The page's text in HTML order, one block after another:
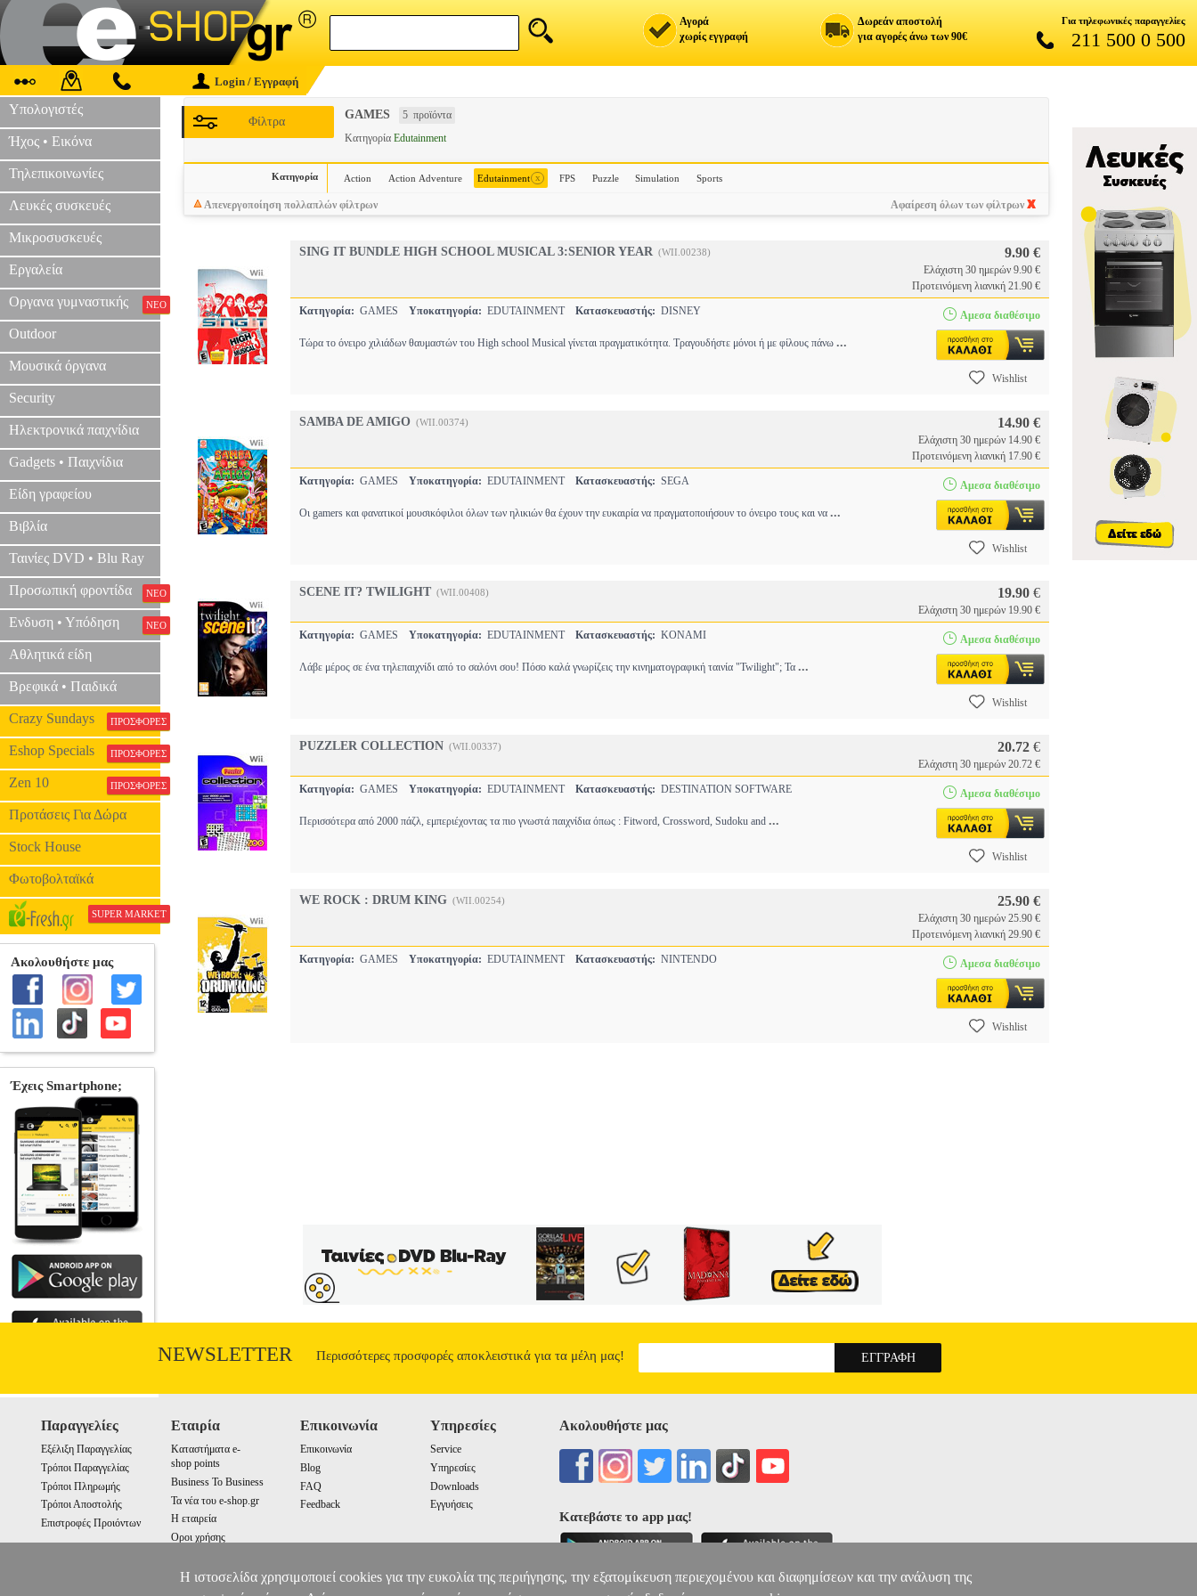
Αγορά
χωρίς εγγραφή
Δωρεάν αποστολή
για αγορές άνω των 90€
Για τηλεφωνικές παραγγελίες
211 500 0 500
Login / Εγγραφή
Υπολογιστές
Ήχος • Εικόνα
Τηλεπικοινωνίες
Λευκές συσκευές
Μικροσυσκευές
Εργαλεία
Οργανα γυμναστικής ΝΕΟ
Outdoor
Μουσικά όργανα
Security
Ηλεκτρονικά παιχνίδια
Gadgets • Παιχνίδια
Είδη γραφείου
Βιβλία
Ταινίες DVD • Blu Ray
Προσωπική φροντίδα ΝΕΟ
Ενδυση • Υπόδηση ΝΕΟ
Αθλητικά είδη
Βρεφικά • Παιδικά
Crazy Sundays ΠΡΟΣΦΟΡΕΣ
Eshop Specials ΠΡΟΣΦΟΡΕΣ
Zen 10 ΠΡΟΣΦΟΡΕΣ
Προτάσεις Για Δώρα
Stock House
Φωτοβολταϊκά
SUPER MARKET
GAMES 5 προϊόντα
Φίλτρα
Κατηγορία Edutainment
Κατηγορία Action Action Adventure Edutainment x FPS Puzzle Simulation Sports
Απενεργοποίηση πολλαπλών φίλτρων Αφαίρεση όλων των φίλτρων
SING IT BUNDLE HIGH SCHOOL MUSICAL 3:SENIOR YEAR (WII.00238) 9.90 €
Ελάχιστη 30 ημερών 9.90 €
Προτεινόμενη λιανική 21.90 €
Κατηγορία: GAMES Υποκατηγορία: EDUTAINMENT Κατασκευαστής: DISNEY
Tώρα το όνειρο χιλιάδων θαυμαστών του High school Musical γίνεται πραγματικότητα. Τραγουδήστε μόνοι ή με φίλους πάνω ...
Αμεσα διαθέσιμο
Wishlist
SAMBA DE AMIGO (WII.00374) 14.90 €
Ελάχιστη 30 ημερών 14.90 €
Προτεινόμενη λιανική 17.90 €
Κατηγορία: GAMES Υποκατηγορία: EDUTAINMENT Κατασκευαστής: SEGA
Οι gamers και φανατικοί μουσικόφιλοι όλων των ηλικιών θα έχουν την ευκαιρία να πραγματοποιήσουν το όνειρο τους και να ...
Αμεσα διαθέσιμο
Wishlist
SCENE IT? TWILIGHT (WII.00408) 19.90 €
Ελάχιστη 30 ημερών 19.90 €
Κατηγορία: GAMES Υποκατηγορία: EDUTAINMENT Κατασκευαστής: KONAMI
Λάβε μέρος σε ένα τηλεπαιχνίδι από το σαλόνι σου! Πόσο καλά γνωρίζεις την κινηματογραφική ταινία "Twilight"; Τα ...
Αμεσα διαθέσιμο
Wishlist
PUZZLER COLLECTION (WII.00337) 20.72 €
Ελάχιστη 30 ημερών 20.72 €
Κατηγορία: GAMES Υποκατηγορία: EDUTAINMENT Κατασκευαστής: DESTINATION SOFTWARE
Περισσότερα από 2000 πάζλ, εμπεριέχοντας τα πιο γνωστά παιχνίδια όπως : Fitword, Crossword, Sudoku and ...
Αμεσα διαθέσιμο
Wishlist
WE ROCK : DRUM KING (WII.00254) 25.90 €
Ελάχιστη 30 ημερών 25.90 €
Προτεινόμενη λιανική 29.90 €
Κατηγορία: GAMES Υποκατηγορία: EDUTAINMENT Κατασκευαστής: NINTENDO Αμεσα διαθέσιμο
Wishlist
NEWSLETTER Περισσότερες προσφορές αποκλειστικά για τα μέλη μας!
Παραγγελίες
Εξέλιξη Παραγγελίας
Τρόποι Παραγγελίας
Τρόποι Πληρωμής
Τρόποι Αποστολής
Επιστροφές Προιόντων
Εταιρία
Καταστήματα e-
shop points
Business To Business
Τα νέα του e-shop.gr
Η εταιρεία
Οροι χρήσης
Επικοινωνία
Επικοινωνία
Blog
FAQ
Feedback
Υπηρεσίες
Service
Υπηρεσίες
Downloads
Εγγυήσεις
Ακολουθήστε μας
Κατεβάστε το app μας!
Η ιστοσελίδα χρησιμοποιεί cookies για την ευκολία της περιήγησης, την εξατομίκευση περιεχομένου και διαφημίσεων και την ανάλυση της